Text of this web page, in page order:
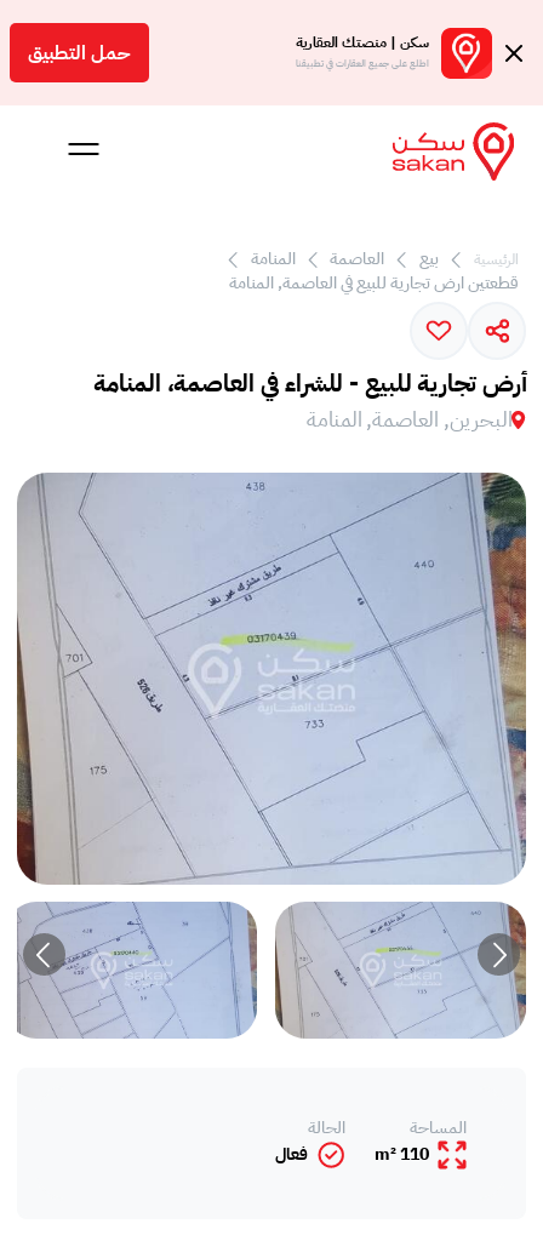
سكن | منصتك العقارية
اطلع على جميع العقارات في تطبيقنا حمل التطبيق
الرئيسية بيع العاصمة
المنامة
قطعتين ارض تجارية للبيع في العاصمة, المنامة
أرض تجارية للبيع - للشراء في العاصمة، المنامة
البحرين, العاصمة, المنامة
المساحة
110 m²
الحالة
فعال